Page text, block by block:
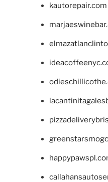
kautorepair.com